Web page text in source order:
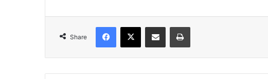
Share